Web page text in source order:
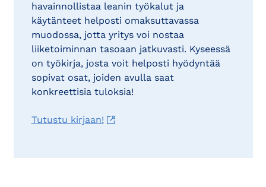
havainnollistaa leanin työkalut ja
käytänteet helposti omaksuttavassa
muodossa, jotta yritys voi nostaa
liiketoiminnan tasoaan jatkuvasti. Kyseessä
on työkirja, josta voit helposti hyödyntää
sopivat osat, joiden avulla saat
konkreettisia tuloksia!
Tutustu kirjaan!